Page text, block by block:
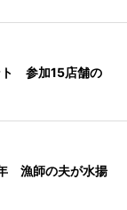
ト 参加15店舗の
漁師の夫が水揚